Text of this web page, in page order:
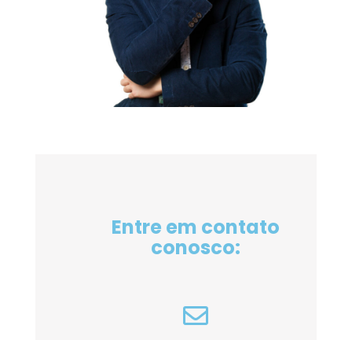
Entre em contato
conosco: